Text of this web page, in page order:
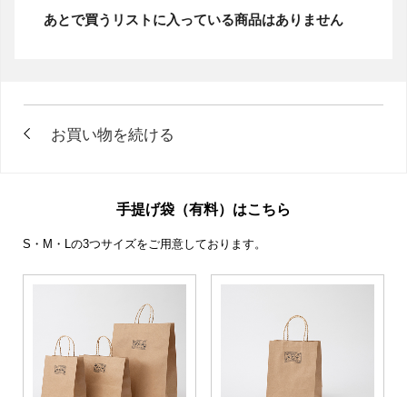
あとで買うリストに入っている商品はありません
手提げ袋（有料）はこちら
S・M・Lの3つサイズをご用意しております。